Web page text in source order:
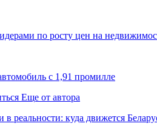
по росту цен на
с 1,91 промилле
Еще от автора
реальности: куда движется